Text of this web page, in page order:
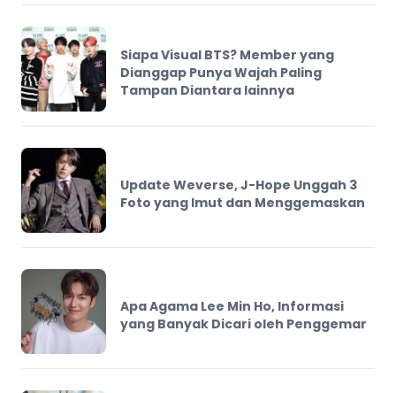
Siapa Visual BTS? Member yang
Dianggap Punya Wajah Paling
Tampan Diantara lainnya
Update Weverse, J-Hope Unggah 3
Foto yang Imut dan Menggemaskan
Apa Agama Lee Min Ho, Informasi
yang Banyak Dicari oleh Penggemar